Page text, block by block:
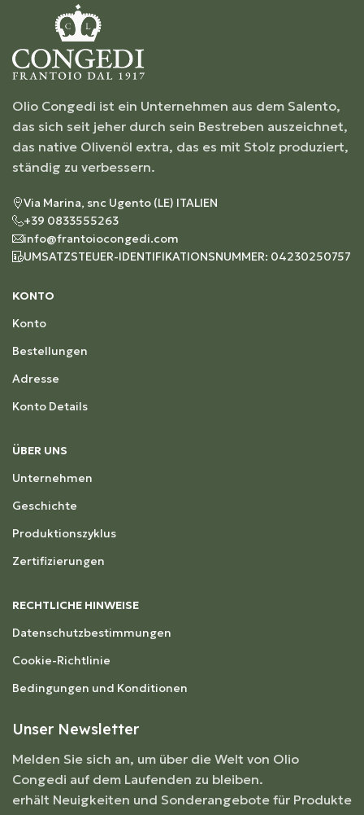
Olio Congedi ist ein Unternehmen aus dem Salento,
das sich seit jeher durch sein Bestreben auszeichnet,
das native Olivenöl extra, das es mit Stolz produziert,
ständig zu verbessern.
Via Marina, snc Ugento (LE) ITALIEN
+39 0833555263
info@frantoiocongedi.com
UMSATZSTEUER-IDENTIFIKATIONSNUMMER: 04230250757
KONTO
Konto
Bestellungen
Adresse
Konto Details
ÜBER UNS
Unternehmen
Geschichte
Produktionszyklus
Zertifizierungen
RECHTLICHE HINWEISE
Datenschutzbestimmungen
Cookie-Richtlinie
Bedingungen und Konditionen
Unser Newsletter
Melden Sie sich an, um über die Welt von Olio
Congedi auf dem Laufenden zu bleiben.
erhält Neuigkeiten und Sonderangebote für Produkte